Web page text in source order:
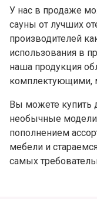
У нас в продаже
сауны от лучших
производителей
использования в
наша продукция
комплектующими,
Вы можете
необычные
пополнением
мебели и
самых